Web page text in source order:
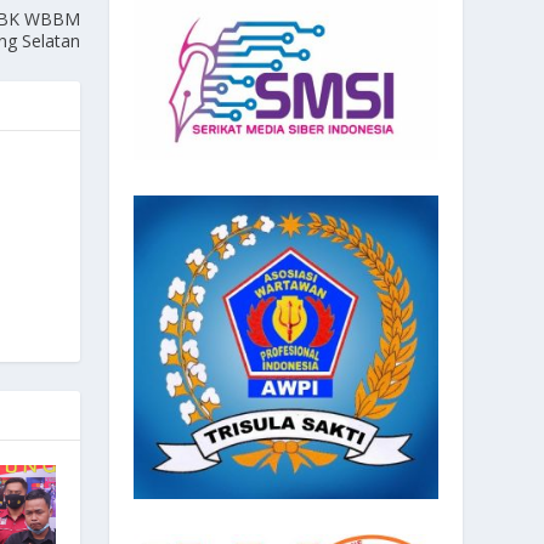
WBBM
Selatan